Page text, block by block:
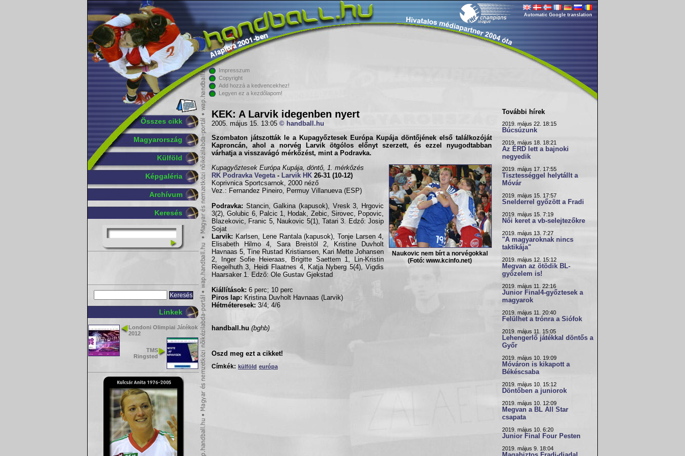
Összes cikk
Magyarország
Külföld
Képgaléria
Archívum
Keresés
Linkek
Londoni Olimpiai Játékok
2012
TMS
Ringsted
Automatic Google translation
Impresszum
Copyright
Add hozzá a kedvencekhez!
Legyen ez a kezdőlapom!
KEK: A Larvik idegenben nyert
2005. május 15. 13:05 © handball.hu
Szombaton játszották le a Kupagyőztesek Európa Kupája döntőjének első találkozóját
Kaproncán, ahol a norvég
Larvikötgólos előnyt szerzett, és ezzel nyugodtabban
várhatja a visszavágó mérkőzést, mint a Podravka.
Naukovic nem bírt a norvégokkal
(Fotó: www.kcinfo.net)
Kupagyőztesek Európa Kupája, döntő, 1. mérkőzés
RK Podravka Vegeta - Larvik HK 26-31 (10-12)
Koprivnica Sportcsarnok, 2000 néző
Vez.: Fernandez Pineiro, Permuy Villanueva (ESP)
Podravka: Stancin, Galkina (kapusok), Vresk 3, Hrgovic
3(2), Golubic 6, Palcic 1, Hodak, Zebic, Sirovec, Popovic,
Blazekovic, Franic 5, Naukovic 5(1), Tatari 3. Edző: Josip
Sojat
Larvik: Karlsen, Lene Rantala (kapusok), Tonje Larsen 4,
Elisabeth Hilmo 4, Sara Breistöl 2, Kristine Duvholt
Havnaas 5, Tine Rustad Kristiansen, Kari Mette Johansen
2, Inger Sofie Heieraas, Brigitte Saettem 1, Lin-Kristin
Riegelhuth 3, Heidi Flaatnes 4, Katja Nyberg 5(4), Vigdis
Haarsaker 1. Edző: Ole Gustav Gjekstad
Kiállítások: 6 perc; 10 perc
Piros lap: Kristina Duvholt Havnaas (Larvik)
Hétméteresek: 3/4; 4/6
handball.hu (bghb)
Oszd meg ezt a cikket!
Címkék: külföld európa
További hírek
2019. május 22. 18:15
Búcsúzunk
2019. május 18. 18:21
Az ÉRD lett a bajnoki
negyedik
2019. május 17. 17:55
Tisztességgel helytállt a
Móvár
2019. május 15. 17:57
Snelderrel győzött a Fradi
2019. május 15. 7:19
Női keret a vb-selejtezőkre
2019. május 13. 7:27
"A magyaroknak nincs
taktikája"
2019. május 12. 15:12
Megvan az ötödik BL-
győzelem is!
2019. május 11. 22:16
Junior Final4-győztesek a
magyarok
2019. május 11. 20:40
Felülhet a trónra a Siófok
2019. május 11. 15:05
Lehengerlő játékkal döntős a
Győr
2019. május 10. 19:09
Móváron is kikapott a
Békéscsaba
2019. május 10. 15:12
Döntőben a juniorok
2019. május 10. 12:09
Megvan a BL All Star
csapata
2019. május 10. 6:20
Junior Final Four Pesten
2019. május 9. 18:04